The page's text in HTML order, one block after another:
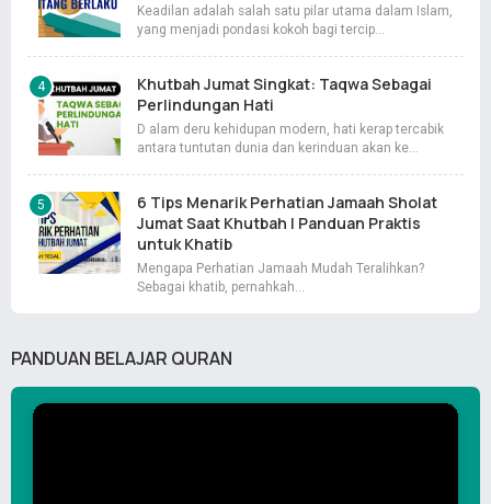
Keadilan adalah salah satu pilar utama dalam Islam,
yang menjadi pondasi kokoh bagi tercip…
Khutbah Jumat Singkat: Taqwa Sebagai
Perlindungan Hati
D alam deru kehidupan modern, hati kerap tercabik
antara tuntutan dunia dan kerinduan akan ke…
6 Tips Menarik Perhatian Jamaah Sholat
Jumat Saat Khutbah | Panduan Praktis
untuk Khatib
Mengapa Perhatian Jamaah Mudah Teralihkan?
Sebagai khatib, pernahkah…
PANDUAN BELAJAR QURAN